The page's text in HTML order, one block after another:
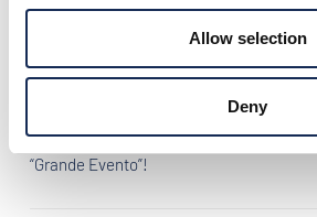
Allow selection
Deny
voluto ribadire la propria ventennale
manifestazione celebrativa del “Grande
Trecento partecipanti provenienti da
sfileranno, dunque, per 3 giorni e 1.000
strade e le più famose piazze d’Italia.
Uno spettacolo da vivere, una festa da
“Grande Evento”!